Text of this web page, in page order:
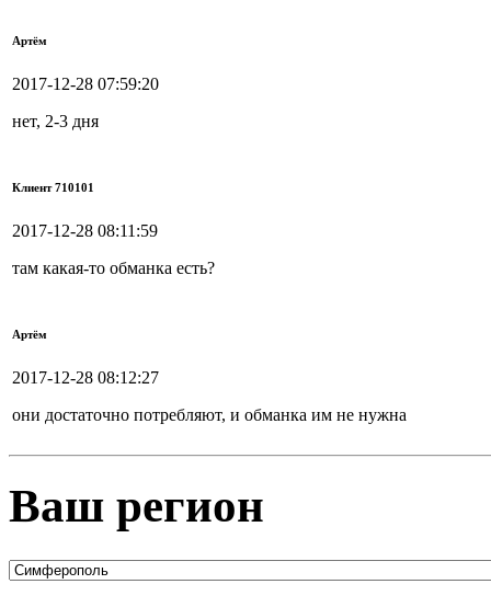
Артём
2017-12-28 07:59:20
нет, 2-3 дня
Клиент 710101
2017-12-28 08:11:59
там какая-то обманка есть?
Артём
2017-12-28 08:12:27
они достаточно потребляют, и обманка им не нужна
Ваш регион